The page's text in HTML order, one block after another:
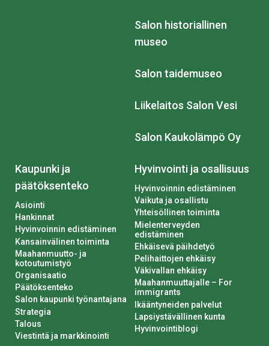
Salon historiallinen
museo
Salon taidemuseo
Liikelaitos Salon Vesi
Salon Kaukolämpö Oy
Kaupunki ja
päätöksenteko
Asiointi
Hankinnat
Hyvinvoinnin edistäminen
Kansainvälinen toiminta
Maahanmuutto- ja
kotoutumistyö
Organisaatio
Päätöksenteko
Salon kaupunki työnantajana
Strategia
Talous
Viestintä ja markkinointi
Hyvinvointi ja osallisuus
Hyvinvoinnin edistäminen
Vaikuta ja osallistu
Yhteisöllinen toiminta
Mielenterveyden
edistäminen
Ehkäisevä päihdetyö
Pelihaittojen ehkäisy
Väkivallan ehkäisy
Maahanmuuttajalle – For
immigrants
Ikääntyneiden palvelut
Lapsiystävällinen kunta
Hyvinvointiblogi